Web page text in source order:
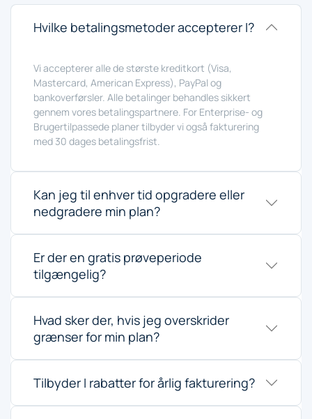
Hvilke betalingsmetoder accepterer I?
Vi accepterer alle de største kreditkort (Visa,
Mastercard, American Express), PayPal og
bankoverførsler. Alle betalinger behandles sikkert
gennem vores betalingspartnere. For Enterprise- og
Brugertilpassede planer tilbyder vi også fakturering
med 30 dages betalingsfrist.
Kan jeg til enhver tid opgradere eller
nedgradere min plan?
Er der en gratis prøveperiode
tilgængelig?
Hvad sker der, hvis jeg overskrider
grænser for min plan?
Tilbyder I rabatter for årlig fakturering?